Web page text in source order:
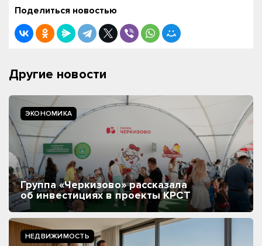
Поделиться новостью
Другие новости
ЭКОНОМИКА
Группа «Черкизово» рассказала
об инвестициях в проекты КРСТ
НЕДВИЖИМОСТЬ